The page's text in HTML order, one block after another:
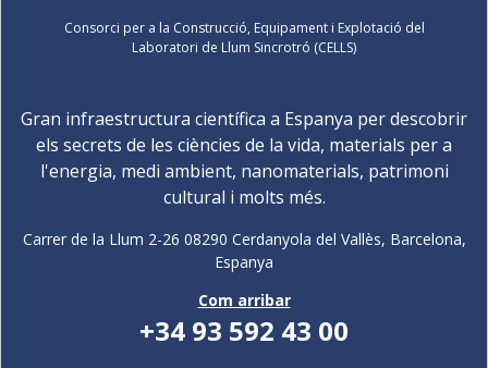
Consorci per a la Construcció, Equipament i Explotació del
Laboratori de Llum Sincrotró (CELLS)
Gran infraestructura científica a Espanya per descobrir
els secrets de les ciències de la vida, materials per a
l'energia, medi ambient, nanomaterials, patrimoni
cultural i molts més.
Carrer de la Llum 2-26 08290 Cerdanyola del Vallès, Barcelona,
Espanya
Com arribar
+34 93 592 43 00